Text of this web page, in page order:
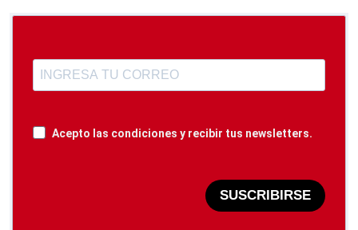
Acepto las condiciones y recibir tus newsletters.
SUSCRIBIRSE